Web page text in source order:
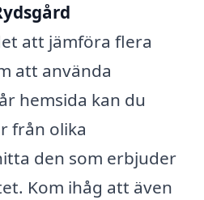
att jämföra flera
att använda
hemsida kan du
från olika
den som erbjuder
Kom ihåg att även